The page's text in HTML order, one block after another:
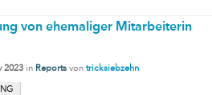
von ehemaliger Mitarbeiterin
2023 in Reports von tricksiebzehn